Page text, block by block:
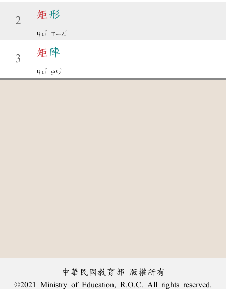
2
矩形
ㄐㄩ
ˇ
ㄒㄧㄥ
ˊ
3
矩 陣
ㄐㄩ
ˇ
ㄓㄣ
ˋ
中華民國教育部 版權所有
©2021 Ministry of Education, R.O.C. All rights reserved.